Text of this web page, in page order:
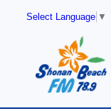
Select Language ▼